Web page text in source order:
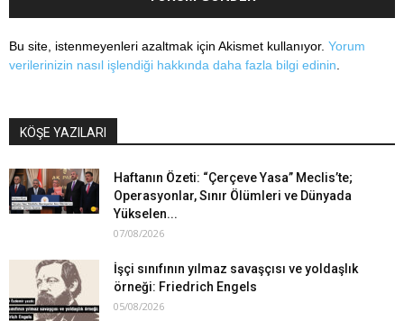
Bu site, istenmeyenleri azaltmak için Akismet kullanıyor. Yorum
verilerinizin nasıl işlendiği hakkında daha fazla bilgi edinin
KÖŞE YAZILARI
Haftanın Özeti: “Çerçeve Yasa” Meclis’te;
Operasyonlar, Sınır Ölümleri ve Dünyada
Yükselen...
07/08/2026
İşçi sınıfının yılmaz savaşçısı ve yoldaşlık
örneği: Friedrich Engels
05/08/2026